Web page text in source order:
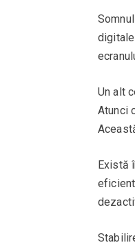
Un alt
Atunci
Există